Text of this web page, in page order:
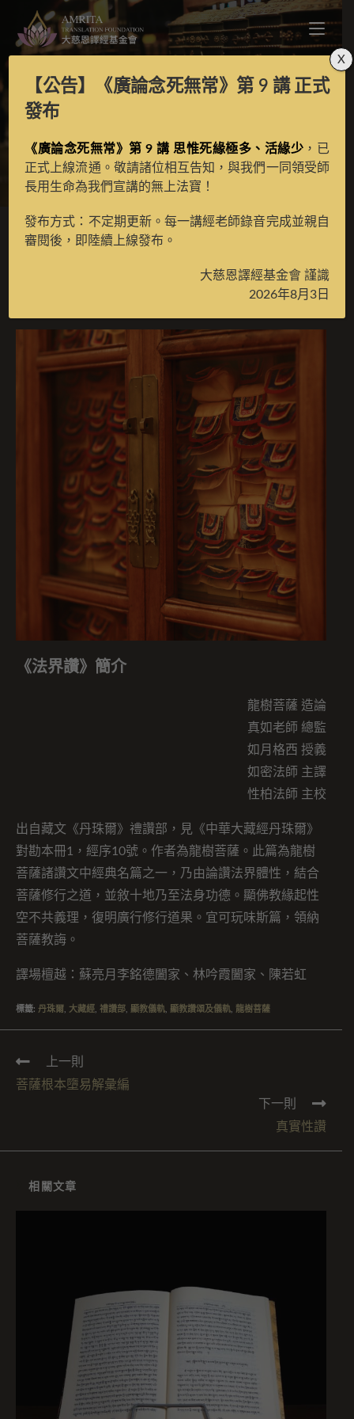
> 月光藏 > 譯場檀越名錄
法界讚
《法界讚》簡介
龍樹菩薩 造論
真如老師 總監
如月格西 授義
如密法師 主譯
性柏法師 主校
出自藏文《丹珠爾》禮讚部，見《中華大藏經丹珠爾》
對勘本冊1，經序10號。作者為龍樹菩薩。此篇為龍樹
菩薩諸讚文中經典名篇之一，乃由論讚法界體性，結合
菩薩修行之道，並敘十地乃至法身功德。顯佛教緣起性
空不共義理，復明廣行修行道果。宜可玩味斯篇，領納
菩薩教誨。
譯場檀越：蘇亮月李銘德闔家、林吟霞闔家、陳若虹
標籤: 丹珠爾 大藏經 禮讚部 顯教儀軌 顯教讚頌及儀軌 龍樹菩薩
上一則
菩薩根本墮易解彙編
下一則
真實性讚
相關文章
【公告】 《廣論念死無常》第 9 講正式
發布
《廣論念死無常》第 9 講 思惟死緣極多、活緣少 ，已
正式上線流通。敬請諸位相互告知，與我們一同領受師
長用生命為我們宣講的無上法寶！
發布方式：不定期更新。每一講經老師錄音完成並親自
審閱後，即陸續上線發布。
大慈恩譯經基金會 謹識
2026年8月3日
X